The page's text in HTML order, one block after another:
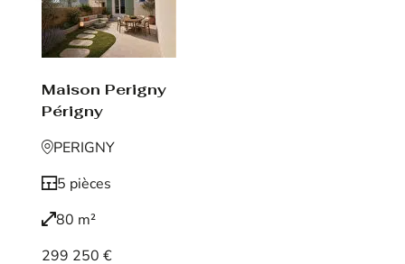
Maison Perigny
Périgny
PERIGNY
5 pièces
80 m²
299 250 €